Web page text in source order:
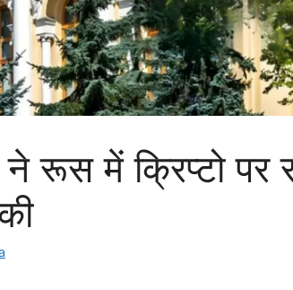
ने रूस में क्रिप्टो